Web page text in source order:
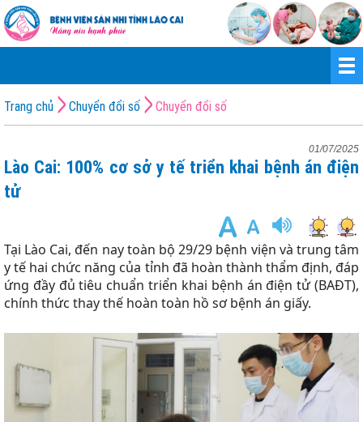
Trang chủ Chuyển đổi số Chuyển đổi số
01/07/2025
Lào Cai: 100% cơ sở y tế triển khai bệnh án điện
tử
Tại Lào Cai, đến nay toàn bộ 29/29 bệnh viện và trung tâm
y tế hai chức năng của tỉnh đã hoàn thành thẩm định, đáp
ứng đầy đủ tiêu chuẩn triển khai bệnh án điện tử (BAĐT),
chính thức thay thế hoàn toàn hồ sơ bệnh án giấy.